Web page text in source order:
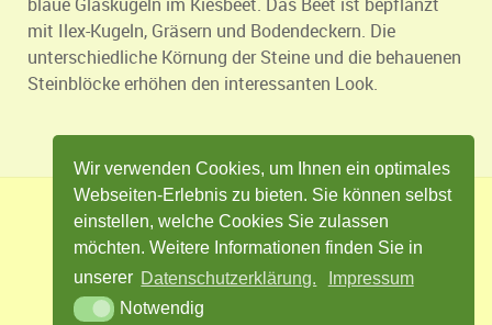
Wir verwenden Cookies, um Ihnen ein optimales
Webseiten-Erlebnis zu bieten. Sie können selbst
einstellen, welche Cookies Sie zulassen
möchten. Weitere Informationen finden Sie in
unserer Datenschutzerklärung.
Impressum
Notwendig
mit Ilex-Kugeln, Gräsern und Bodendeckern. Die
unterschiedliche Körnung der Steine und die behauenen
Steinblöcke erhöhen den interessanten Look.
ImpressumDatenschutzKontakt
Cookie Einstellungen